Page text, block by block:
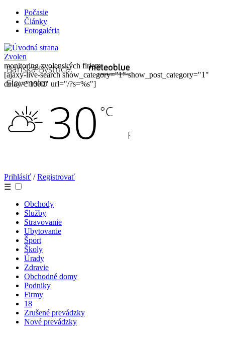
Počasie
Články
Fotogaléria
Zvolen
monitoring zvolenských firiem
[ajaxy-live-search show_category="1" show_post_category="1"
delay="1000" url="/?s=%s"]
Prihlásiť /Registrovať
☰
Obchody
Služby
Stravovanie
Ubytovanie
Šport
Školy
Úrady
Zdravie
Obchodné domy
Podniky
Firmy
18
Zrušené prevádzky
Nové prevádzky